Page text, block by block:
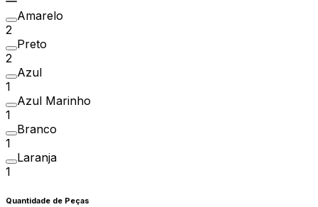
Amarelo
2
Preto
2
Azul
1
Azul Marinho
1
Branco
1
Laranja
1
Quantidade de Peças